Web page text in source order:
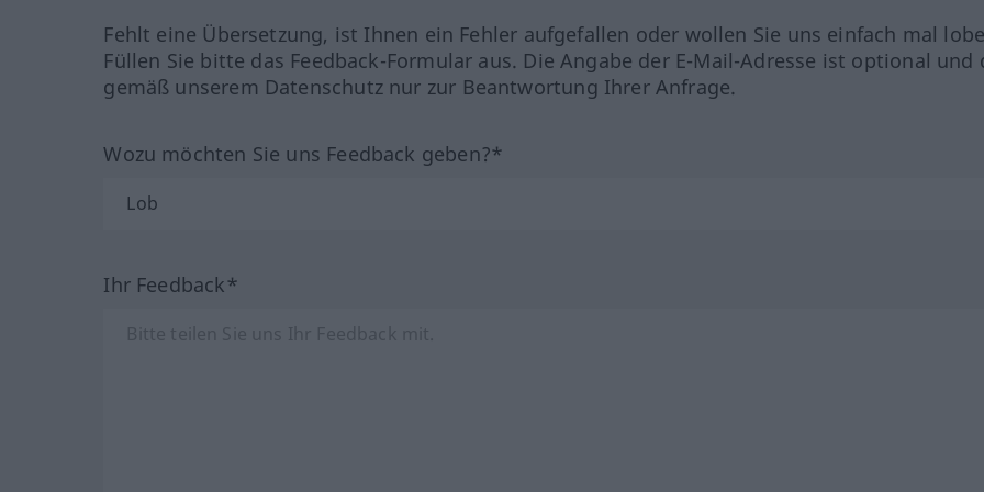
Fehlt eine Übersetzung, ist Ihnen ein Fehler aufgefallen oder wollen Sie uns einfach mal
Füllen Sie bitte das Feedback-Formular aus. Die Angabe der E-Mail-Adresse ist optional und
gemäß unserem Datenschutz nur zur Beantwortung Ihrer Anfrage.
Wozu möchten Sie uns Feedback geben?*
Ihr Feedback*